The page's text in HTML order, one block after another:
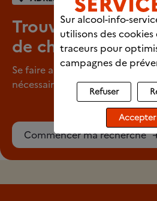
Trouver un
de chez vous
Se faire aider pour arrêter de
nécessaire.
Commencer ma recherche
Sur alcool-info-
utilisons des cookies
traceurs pour
campagnes de
Refuser
Accepter